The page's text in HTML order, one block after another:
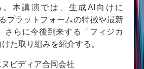
。本講演では、生成AI向けに
プラットフォームの特徴や最新
さらに今後到来する「フィジカ
た取り組みを紹介する。
ヌビディア合同会社